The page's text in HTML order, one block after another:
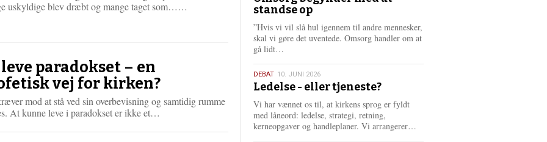
uskyldige blev dræbt og mange taget som……
m
paradokset – en
vej for kirken?
mod at stå ved sin overbevisning og samtidig rumme
At kunne leve i paradokset er ikke et…
s
e
e
2026
standse op
”Hvis vi vil slå hul igennem til andre mennesker,
skal vi gøre det uventede. Omsorg handler om at
gå lidt…
s
e
r
e
10.
juni
2026
DEBAT 10. JUNI 2026
Ledelse - eller tjeneste?
Vi har vænnet os til, at kirkens sprog er fyldt
med låneord: ledelse, strategi, retning,
kerneopgaver og handleplaner. Vi arrangerer…